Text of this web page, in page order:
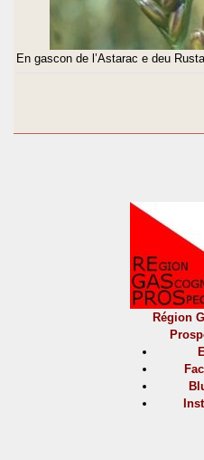
En gascon de l’Astarac e deu
Région